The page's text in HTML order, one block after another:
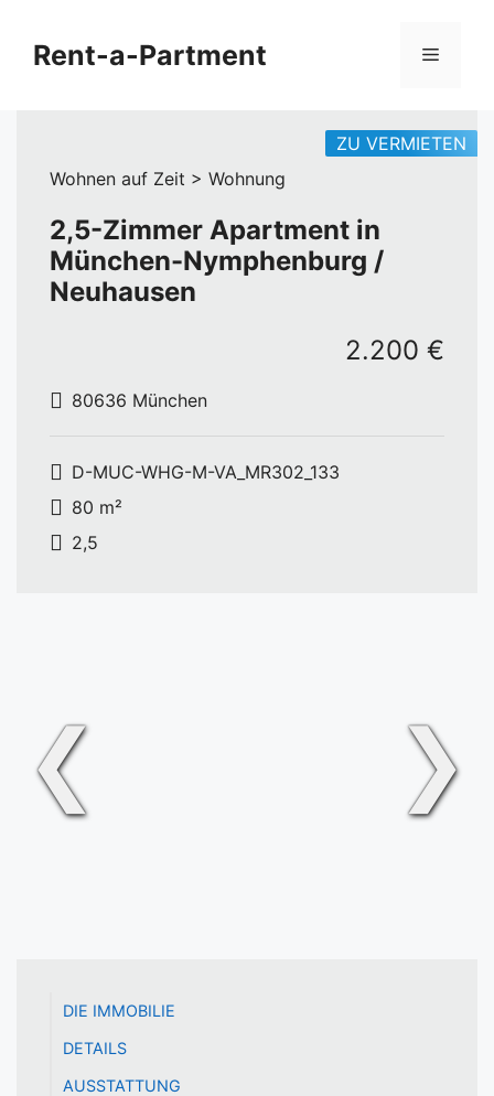
Inhalt
springenRent-a-Partment Menü
Wohnen auf Zeit > Wohnung
ZU VERMIETEN
2,5-Zimmer Apartment in
München-Nymphenburg /
Neuhausen
80636 München
2.200 €
D-MUC-WHG-M-VA_MR302_133
80 m²
2,5
❮ ❯
DIE IMMOBILIE
DETAILS
AUSSTATTUNG